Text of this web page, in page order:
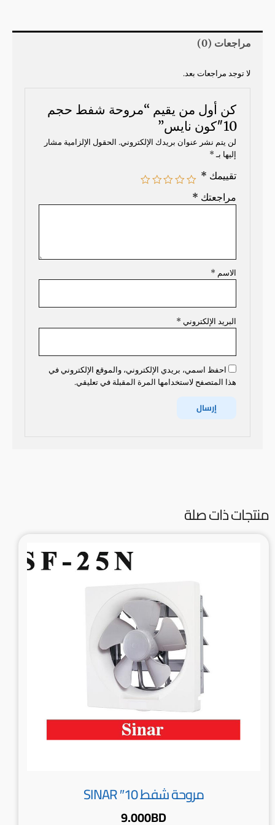
مراجعات (0)
لا توجد مراجعات بعد.
كن أول من يقيم “مروحة شفط حجم
10″كون نايس”
لن يتم نشر عنوان بريدك الإلكتروني. الحقول الإلزامية مشار
إليها بـ*
تقييمك *
مراجعتك *
الاسم *
البريد الإلكتروني *
احفظ اسمي، بريدي الإلكتروني، والموقع الإلكتروني في
هذا المتصفح لاستخدامها المرة المقبلة في تعليقي.
منتجات ذات صلة
مروحة شفط 10″ SINAR
9.000BD